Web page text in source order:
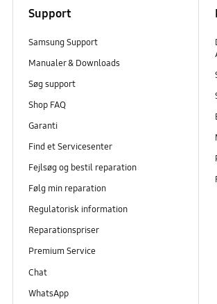
Support
Samsung Support
Manualer & Downloads
Søg support
Shop FAQ
Garanti
Find et Servicesenter
Fejlsøg og bestil reparation
Følg min reparation
Regulatorisk information
Reparationspriser
Premium Service
Chat
WhatsApp